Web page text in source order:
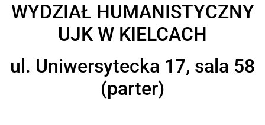
WYDZIAŁ HUMANISTYCZNY
UJK W KIELCACH
ul. Uniwersytecka 17, sala 58
(parter)